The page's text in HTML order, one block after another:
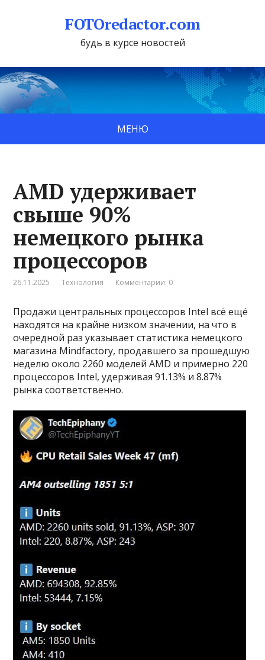
FOTOredactor.com
будь в курсе новостей
МЕНЮ
AMD удерживает
свыше 90%
немецкого рынка
процессоров
26.11.2025 Технология Комментарии: 0
Продажи центральных процессоров Intel всё ещё
находятся на крайне низком значении, на что в
очередной раз указывает статистика немецкого
магазина Mindfactory, продавшего за прошедшую
неделю около 2260 моделей AMD и примерно 220
процессоров Intel, удерживая 91.13% и 8.87%
рынка соответственно.